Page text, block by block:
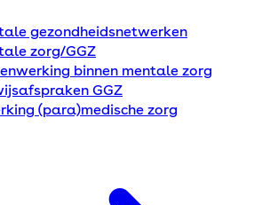
gezondheidsnetwerken
zorg/GGZ
binnen mentale zorg
GGZ
(para)medische zorg